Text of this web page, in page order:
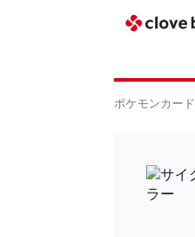
ポケモンカード